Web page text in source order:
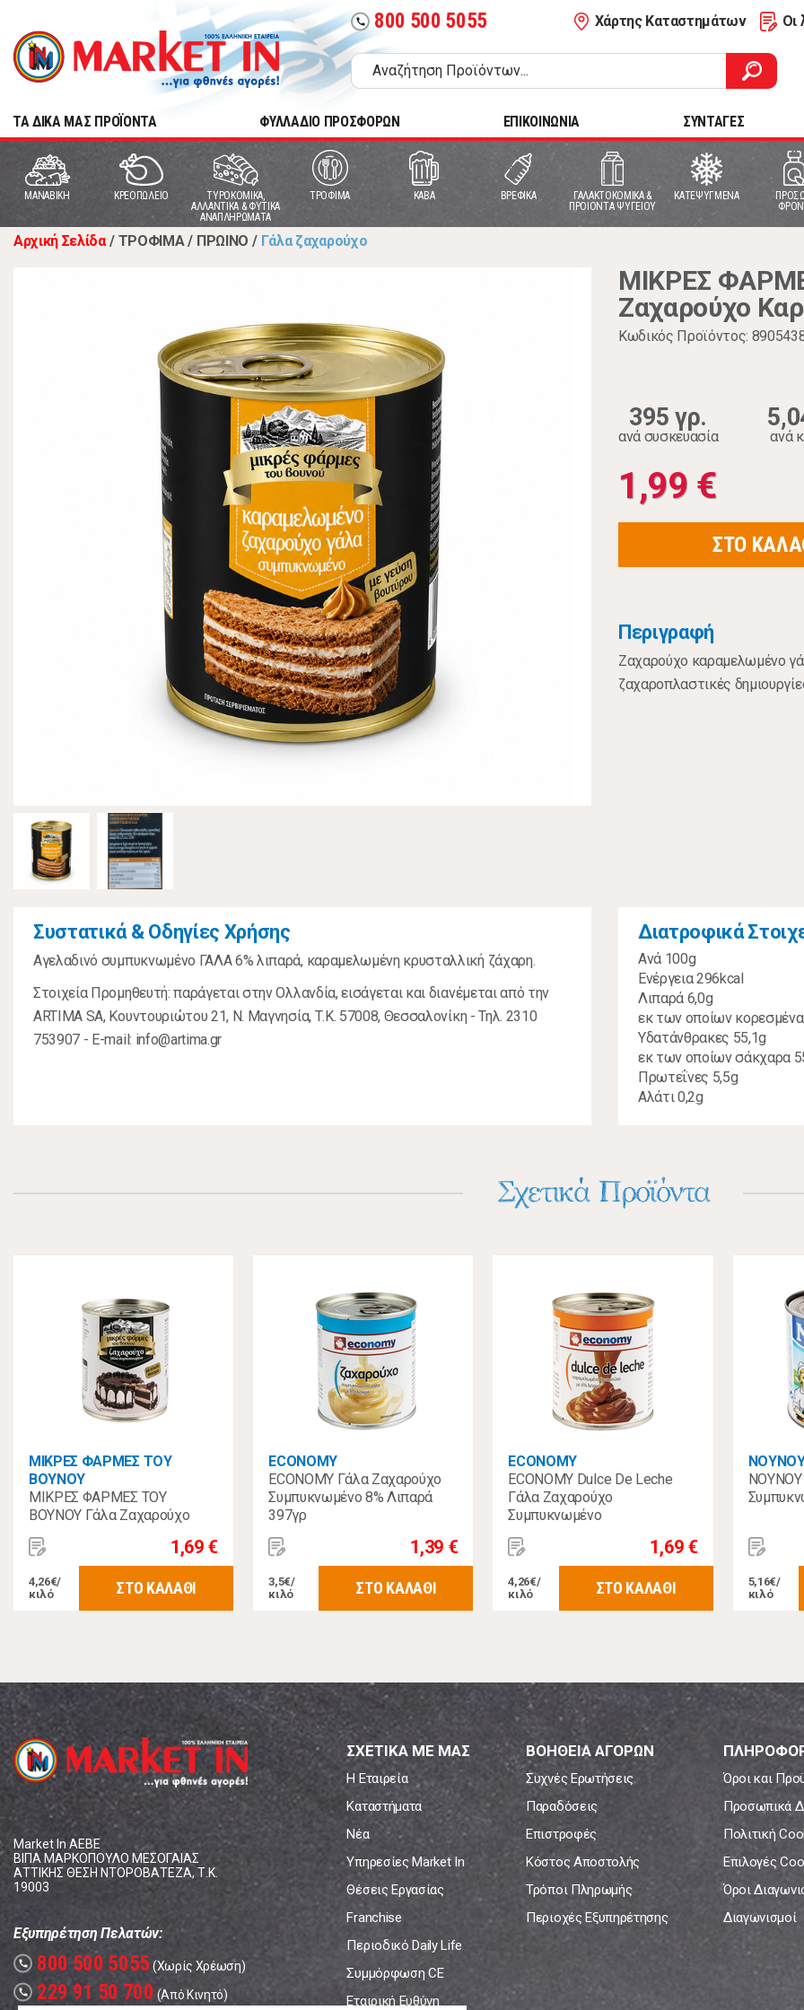
call 800 500 5055 Χάρτης Καταστημάτων Οι
TA ΔΙΚΑ ΜΑΣ ΠΡΟΪΟΝΤΑ ΦΥΛΛΑΔΙΟ ΠΡΟΣΦΟΡΩΝ ΕΠΙΚΟΙΝΩΝΙΑ ΣΥΝΤΑΓΕΣ
MANABIKH ΚΡΕΟΠΩΛΕΙΟ
ΤΥΡΟΚΟΜΙΚΑ,
ΑΛΛΑΝΤΙΚΑ & ΦΥΤΙΚΑ
ΑΝΑΠΛΗΡΩΜΑΤΑ
ΤΡΟΦΙΜΑ ΚΑΒΑ ΒΡΕΦΙΚΑ
ΓΑΛΑΚΤΟΚΟΜΙΚΑ &
ΠΡΟΙΟΝΤΑ ΨΥΓΕΙΟΥ
ΚΑΤΕΨΥΓΜΕΝΑ
Αρχική Σελίδα / ΤΡΟΦΙΜΑ / ΠΡΩΙΝΟ / Γάλα ζαχαρούχο
ΜΙΚΡΕΣ
Ζαχαρούχο
Κωδικός Προϊόντος:
395 γρ.
ανά συσκευασία ανά
1,99 €
ΣΤΟ
Περιγραφή
Ζαχαρούχο καραμελωμένο
ζαχαροπλαστικές
Συστατικά & Οδηγίες Χρήσης
Αγελαδινό συμπυκνωμένο ΓΑΛΑ 6% λιπαρά, καραμελωμένη κρυσταλλική ζάχαρη.
Στοιχεία Προμηθευτή: παράγεται στην Ολλανδία, εισάγεται και διανέμεται από την
ARTIMA SA, Κουντουριώτου 21, Ν. Μαγνησία, Τ.Κ. 57008, Θεσσαλονίκη - Τηλ. 2310
753907 - E-mail: info@artima.gr
Διατροφικά
Ανά 100g
Ενέργεια 296kcal
Λιπαρά 6,0g
εκ των οποίων
Υδατάνθρακες 55,1g
εκ των οποίων σάκχαρα
Πρωτεΐνες 5,5g
Αλάτι 0,2g
Σχετικά Προϊόντα
ΜΙΚΡΕΣ ΦΑΡΜΕΣ ΤΟΥ
ΒΟΥΝΟΥ
ΜΙΚΡΕΣ ΦΑΡΜΕΣ ΤΟΥ
ΒΟΥΝΟΥ Γάλα Ζαχαρούχο
Συμπυκνωμένο 8% Λιπαρά
397γρ
1,69 €
4,26€/
κιλό
ΣΤΟ ΚΑΛΑΘΙ
ECONOMY
ECONOMY Γάλα Ζαχαρούχο
Συμπυκνωμένο 8% Λιπαρά
397γρ
1,39 €
3,5€/
κιλό
ΣΤΟ ΚΑΛΑΘΙ
ECONOMY
ECONOMY Dulce De Leche
Γάλα Ζαχαρούχο
Συμπυκνωμένο
Καραμελωμένο 6% Λιπαρά
397γρ
1,69 €
4,26€/
κιλό
ΣΤΟ ΚΑΛΑΘΙ
ΝΟΥΝΟΥ
5,16€/
κιλό
Market In ΑΕΒΕ
ΒΙΠΑ ΜΑΡΚΟΠΟΥΛΟ ΜΕΣΟΓΑΙΑΣ
ΑΤΤΙΚΗΣ ΘΕΣΗ ΝΤΟΡΟΒΑΤΕΖΑ, Τ.Κ.
19003
Εξυπηρέτηση Πελατών:
call 800 500 5055 (Χωρίς Χρέωση)
call 229 91 50 700 (Από Κινητό)
ΣΧΕΤΙΚΑ ΜΕ ΜΑΣ
Η Εταιρεία
Καταστήματα
Νέα
Υπηρεσίες Market In
Θέσεις Εργασίας
Franchise
Περιοδικό Daily Life
Συμμόρφωση CE
Εταιρική Ευθύνη
ΒΟΗΘΕΙΑ ΑΓΟΡΩΝ
Συχνές Ερωτήσεις
Παραδόσεις
Επιστροφές
Κόστος Αποστολής
Τρόποι Πληρωμής
Περιοχές Εξυπηρέτησης
Όροι και
Προσωπικά
Πολιτική
Επιλογές
Όροι
Διαγωνισμοί